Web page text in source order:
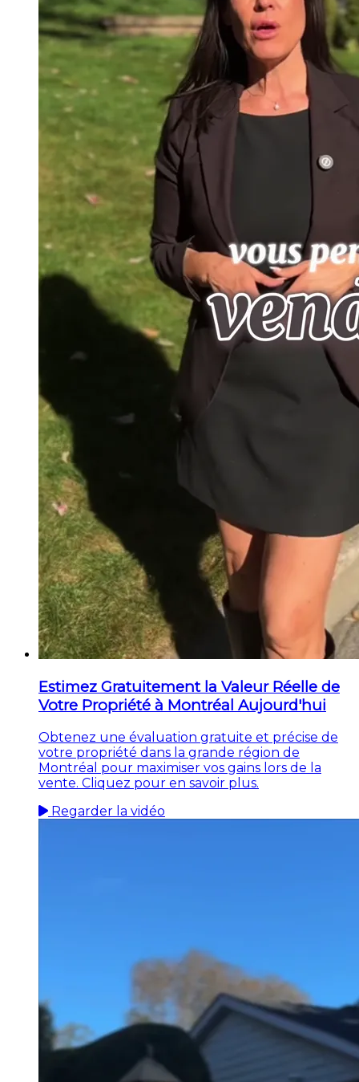
Estimez Gratuitement la Valeur Réelle de
Votre Propriété à Montréal Aujourd'hui
Obtenez une évaluation gratuite et précise de
votre propriété dans la grande région de
Montréal pour maximiser vos gains lors de la
vente. Cliquez pour en savoir plus.
Regarder la vidéo